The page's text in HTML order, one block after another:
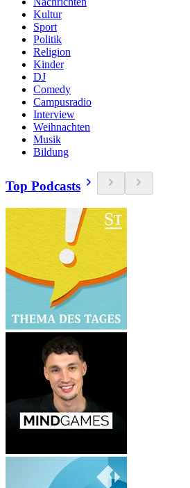
Kultur
Sport
Politik
Religion
Kinder
DJ
Comedy
Campusradio
Interview
Weihnachten
Musik
Bildung
Top Podcasts